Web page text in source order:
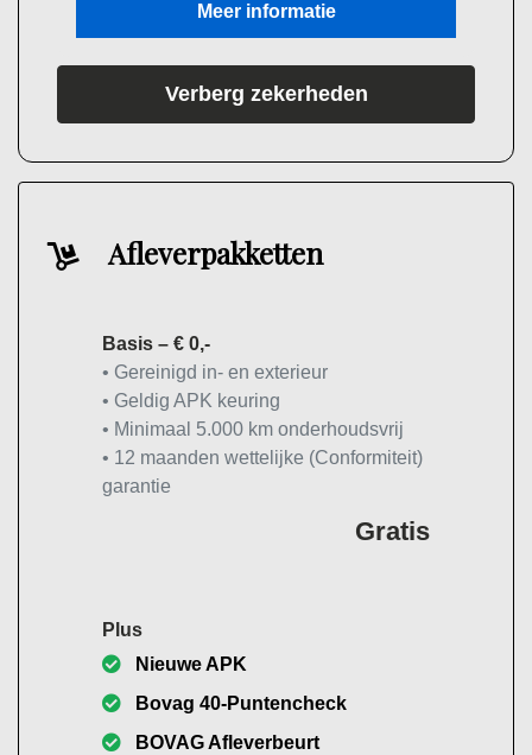
Meer informatie
Verberg zekerheden
Afleverpakketten
Basis – € 0,-
• Gereinigd in- en exterieur
• Geldig APK keuring
• Minimaal 5.000 km onderhoudsvrij
• 12 maanden wettelijke (Conformiteit)
garantie
Gratis
Plus
Nieuwe APK
Bovag 40-Puntencheck
BOVAG Afleverbeurt